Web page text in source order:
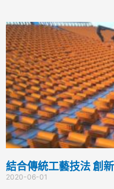
結合傳統工藝技法 創
2020-06-01